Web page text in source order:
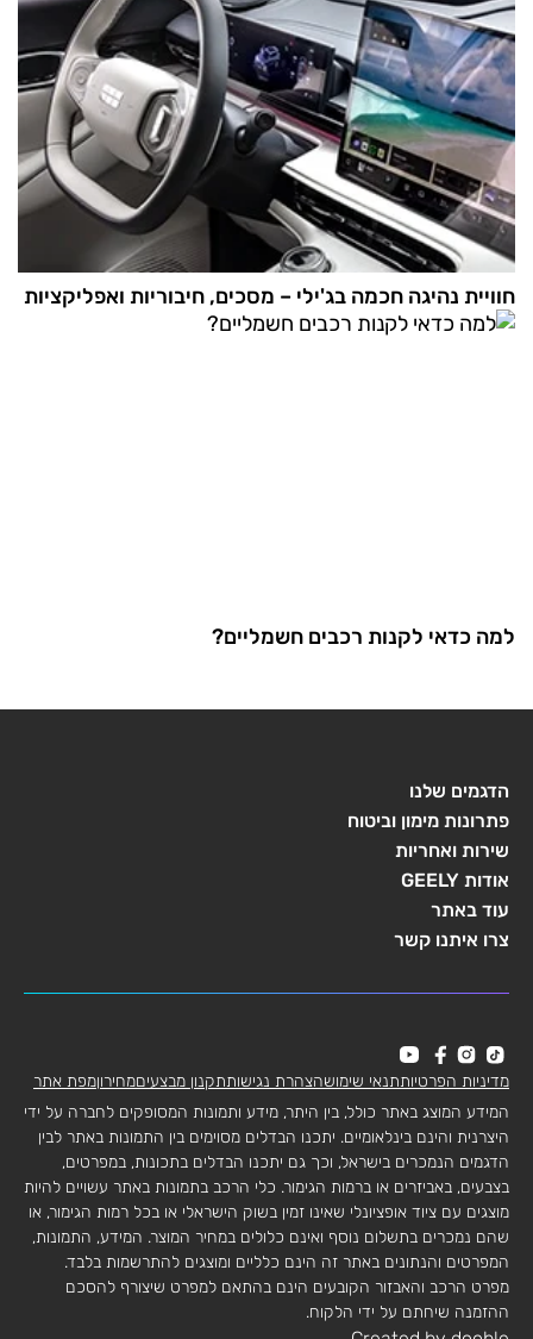
חוויית נהיגה חכמה בג'ילי – מסכים, חיבוריות ואפליקציות
למה כדאי לקנות רכבים חשמליים?
הדגמים שלנו
פתרונות מימון וביטוח
שירות ואחריות
אודות GEELY
עוד באתר
צרו איתנו קשר
מדיניות הפרטיותתנאי שימושהצהרת נגישותתקנון מבצעיםמחירוןמפת אתר
המידע המוצג באתר כולל, בין היתר, מידע ותמונות המסופקים לחברה על ידי
היצרנית והינם בינלאומיים. יתכנו הבדלים מסוימים בין התמונות באתר לבין
הדגמים הנמכרים בישראל, וכך גם יתכנו הבדלים בתכונות, במפרטים,
בצבעים, באביזרים או ברמות הגימור. כלי הרכב בתמונות באתר עשויים להיות
מוצגים עם ציוד אופציונלי שאינו זמין בשוק הישראלי או בכל רמות הגימור, או
שהם נמכרים בתשלום נוסף ואינם כלולים במחיר המוצר. המידע, התמונות,
המפרטים והנתונים באתר זה הינם כלליים ומוצגים להתרשמות בלבד.
מפרט הרכב והאבזור הקובעים הינם בהתאם למפרט שיצורף להסכם
ההזמנה שיחתם על ידי הלקוח.